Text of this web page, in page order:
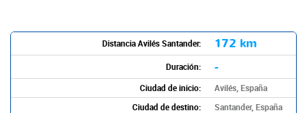
Distancia Avilés Santander: 172 km
Duración: -
Ciudad de inicio:
Avilés, España
Ciudad de destino:
Santander, España